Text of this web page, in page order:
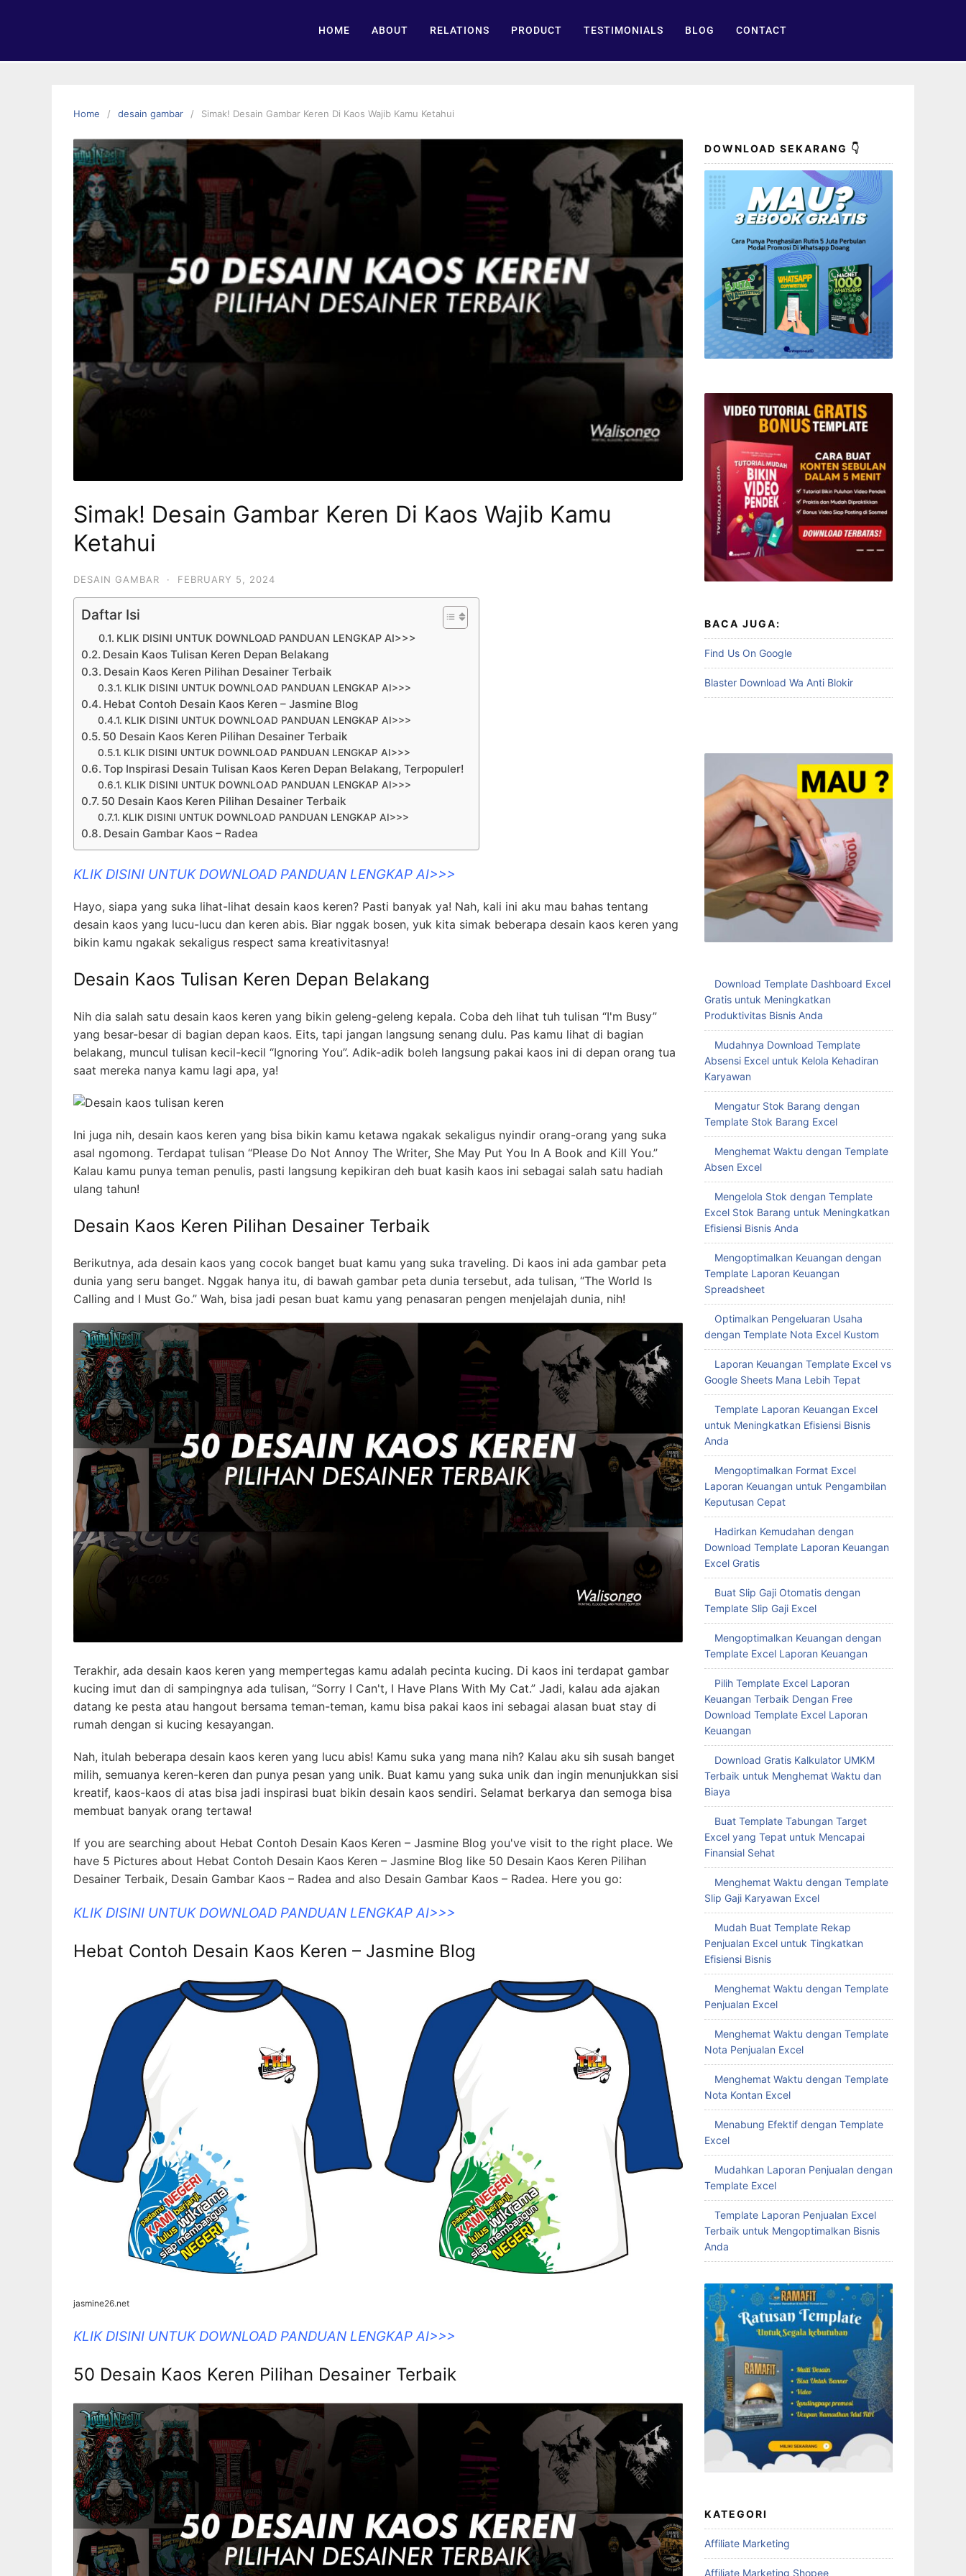
HOME ABOUT RELATIONS PRODUCT TESTIMONIALS BLOG CONTACT
Home desain gambar Simak! Desain Gambar Keren Di Kaos Wajib Kamu Ketahui
Simak! Desain Gambar Keren Di Kaos Wajib Kamu
Ketahui
DESAIN GAMBAR · FEBRUARY 5, 2024
Daftar Isi
KLIK DISINI UNTUK DOWNLOAD PANDUAN LENGKAP AI>>>
Desain Kaos Tulisan Keren Depan Belakang
Desain Kaos Keren Pilihan Desainer Terbaik
KLIK DISINI UNTUK DOWNLOAD PANDUAN LENGKAP AI>>>
Hebat Contoh Desain Kaos Keren – Jasmine Blog
KLIK DISINI UNTUK DOWNLOAD PANDUAN LENGKAP AI>>>
50 Desain Kaos Keren Pilihan Desainer Terbaik
KLIK DISINI UNTUK DOWNLOAD PANDUAN LENGKAP AI>>>
Top Inspirasi Desain Tulisan Kaos Keren Depan Belakang, Terpopuler!
KLIK DISINI UNTUK DOWNLOAD PANDUAN LENGKAP AI>>>
50 Desain Kaos Keren Pilihan Desainer Terbaik
KLIK DISINI UNTUK DOWNLOAD PANDUAN LENGKAP AI>>>
Desain Gambar Kaos – Radea
KLIK DISINI UNTUK DOWNLOAD PANDUAN LENGKAP AI>>>
Hayo, siapa yang suka lihat-lihat desain kaos keren? Pasti banyak ya! Nah, kali ini aku mau bahas tentang
desain kaos yang lucu-lucu dan keren abis. Biar nggak bosen, yuk kita simak beberapa desain kaos keren yang
bikin kamu ngakak sekaligus respect sama kreativitasnya!
Desain Kaos Tulisan Keren Depan Belakang
Nih dia salah satu desain kaos keren yang bikin geleng-geleng kepala. Coba deh lihat tuh tulisan “I'm Busy”
yang besar-besar di bagian depan kaos. Eits, tapi jangan langsung senang dulu. Pas kamu lihat di bagian
belakang, muncul tulisan kecil-kecil “Ignoring You”. Adik-adik boleh langsung pakai kaos ini di depan orang tua
saat mereka nanya kamu lagi apa, ya!
Ini juga nih, desain kaos keren yang bisa bikin kamu ketawa ngakak sekaligus nyindir orang-orang yang suka
asal ngomong. Terdapat tulisan “Please Do Not Annoy The Writer, She May Put You In A Book and Kill You.”
Kalau kamu punya teman penulis, pasti langsung kepikiran deh buat kasih kaos ini sebagai salah satu hadiah
ulang tahun!
Desain Kaos Keren Pilihan Desainer Terbaik
Berikutnya, ada desain kaos yang cocok banget buat kamu yang suka traveling. Di kaos ini ada gambar peta
dunia yang seru banget. Nggak hanya itu, di bawah gambar peta dunia tersebut, ada tulisan, “The World Is
Calling and I Must Go.” Wah, bisa jadi pesan buat kamu yang penasaran pengen menjelajah dunia, nih!
Terakhir, ada desain kaos keren yang mempertegas kamu adalah pecinta kucing. Di kaos ini terdapat gambar
kucing imut dan di sampingnya ada tulisan, “Sorry I Can't, I Have Plans With My Cat.” Jadi, kalau ada ajakan
datang ke pesta atau hangout bersama teman-teman, kamu bisa pakai kaos ini sebagai alasan buat stay di
rumah dengan si kucing kesayangan.
Nah, itulah beberapa desain kaos keren yang lucu abis! Kamu suka yang mana nih? Kalau aku sih susah banget
milih, semuanya keren-keren dan punya pesan yang unik. Buat kamu yang suka unik dan ingin menunjukkan sisi
kreatif, kaos-kaos di atas bisa jadi inspirasi buat bikin desain kaos sendiri. Selamat berkarya dan semoga bisa
membuat banyak orang tertawa!
If you are searching about Hebat Contoh Desain Kaos Keren – Jasmine Blog you've visit to the right place. We
have 5 Pictures about Hebat Contoh Desain Kaos Keren – Jasmine Blog like 50 Desain Kaos Keren Pilihan
Desainer Terbaik, Desain Gambar Kaos – Radea and also Desain Gambar Kaos – Radea. Here you go:
KLIK DISINI UNTUK DOWNLOAD PANDUAN LENGKAP AI>>>
Hebat Contoh Desain Kaos Keren – Jasmine Blog
jasmine26.net
KLIK DISINI UNTUK DOWNLOAD PANDUAN LENGKAP AI>>>
50 Desain Kaos Keren Pilihan Desainer Terbaik
DOWNLOAD SEKARANG 👇
BACA JUGA:
Find Us On Google
Blaster Download Wa Anti Blokir
Download Template Dashboard Excel
Gratis untuk Meningkatkan
Produktivitas Bisnis Anda
Mudahnya Download Template
Absensi Excel untuk Kelola Kehadiran
Karyawan
Mengatur Stok Barang dengan
Template Stok Barang Excel
Menghemat Waktu dengan Template
Absen Excel
Mengelola Stok dengan Template
Excel Stok Barang untuk Meningkatkan
Efisiensi Bisnis Anda
Mengoptimalkan Keuangan dengan
Template Laporan Keuangan
Spreadsheet
Optimalkan Pengeluaran Usaha
dengan Template Nota Excel Kustom
Laporan Keuangan Template Excel vs
Google Sheets Mana Lebih Tepat
Template Laporan Keuangan Excel
untuk Meningkatkan Efisiensi Bisnis
Anda
Mengoptimalkan Format Excel
Laporan Keuangan untuk Pengambilan
Keputusan Cepat
Hadirkan Kemudahan dengan
Download Template Laporan Keuangan
Excel Gratis
Buat Slip Gaji Otomatis dengan
Template Slip Gaji Excel
Mengoptimalkan Keuangan dengan
Template Excel Laporan Keuangan
Pilih Template Excel Laporan
Keuangan Terbaik Dengan Free
Download Template Excel Laporan
Keuangan
Download Gratis Kalkulator UMKM
Terbaik untuk Menghemat Waktu dan
Biaya
Buat Template Tabungan Target
Excel yang Tepat untuk Mencapai
Finansial Sehat
Menghemat Waktu dengan Template
Slip Gaji Karyawan Excel
Mudah Buat Template Rekap
Penjualan Excel untuk Tingkatkan
Efisiensi Bisnis
Menghemat Waktu dengan Template
Penjualan Excel
Menghemat Waktu dengan Template
Nota Penjualan Excel
Menghemat Waktu dengan Template
Nota Kontan Excel
Menabung Efektif dengan Template
Excel
Mudahkan Laporan Penjualan dengan
Template Excel
Template Laporan Penjualan Excel
Terbaik untuk Mengoptimalkan Bisnis
Anda
KATEGORI
Affiliate Marketing
Affiliate Marketing Shopee